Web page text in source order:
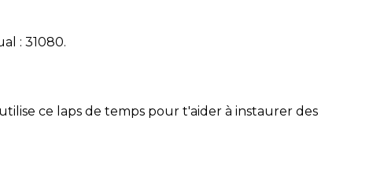
: 31080.
ce laps de temps pour t'aider à instaurer des